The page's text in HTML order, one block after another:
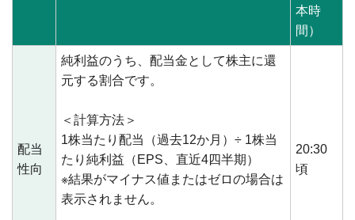
本時
間）
配当
性向
純利益のうち、配当金として株主に還
元する割合です。
＜計算方法＞
1株当たり配当（過去12か月）÷ 1株当
たり純利益（EPS、直近4四半期）
※結果がマイナス値またはゼロの場合は
表示されません。
20:30
頃